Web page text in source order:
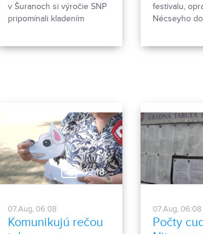
v Šuranoch si výročie SNP
pripomínali kladením
festivalu,
Nécseyho
02:18
07.Aug, 06:08
Komunikujú rečou
07.Aug, 06:08
Počty